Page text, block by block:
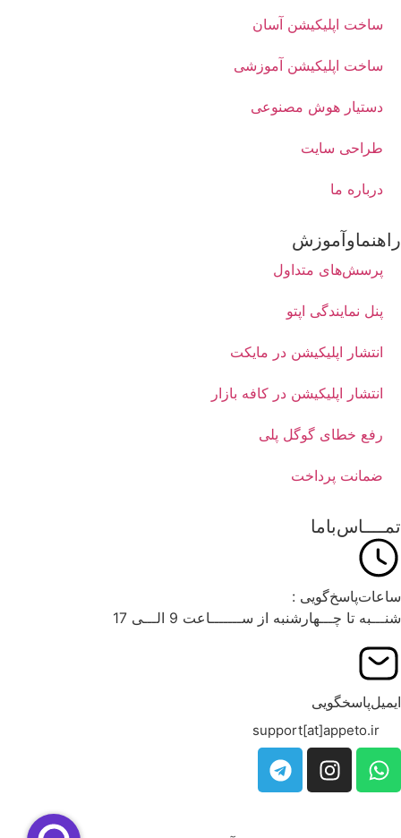
ساخت اپلیکیشن آسان
ساخت اپلیکیشن آموزشی
دستیار هوش مصنوعی
طراحی سایت
درباره ما
راهنماوآموزش
پرسش‌های متداول
پنل نمایندگی اپتو
انتشار اپلیکیشن در مایکت
انتشار اپلیکیشن در کافه بازار
رفع خطای گوگل پلی
ضمانت پرداخت
تمــــاس‌باما
ساعات‌پاسخ‌گویی :
شنـــبه تا چـــهارشنبه از ســـــــاعت 9 الـــی 17
ایمیل‌پاسخگویی
support[at]appeto.ir